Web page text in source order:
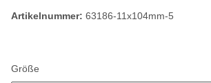
Artikelnummer: 63186-11x104mm-5
Größe